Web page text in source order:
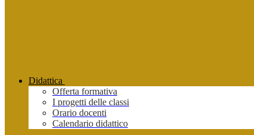
Didattica
Offerta formativa
I progetti delle classi
Orario docenti
Calendario didattico